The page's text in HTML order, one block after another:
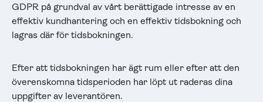
GDPR på grundval av vårt berättigade intresse av en
effektiv kundhantering och en effektiv tidsbokning och
lagras där för tidsbokningen.
Efter att tidsbokningen har ägt rum eller efter att den
överenskomna tidsperioden har löpt ut raderas dina
uppgifter av leverantören.